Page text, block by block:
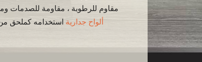
مقاوم للرطوبة ، مقاومة للصدمات
استخدامه كملحق ألواح جدارية